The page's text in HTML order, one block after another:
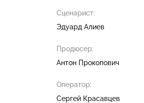
Сценарист:
Эдуард Алиев
Продюсер:
Антон Прокопович
Оператор:
Сергей Красавцев